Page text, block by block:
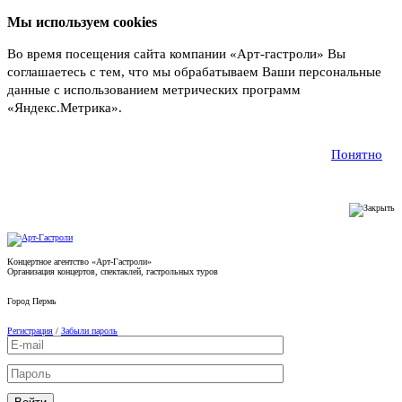
Мы используем cookies
Во время посещения сайта компании «Арт-гастроли» Вы
соглашаетесь с тем, что мы обрабатываем Ваши персональные
данные с использованием метрических программ
«Яндекс.Метрика».
Понятно
Концертное агентство «Арт-Гастроли»
Организация концертов, спектаклей, гастрольных туров
Город Пермь
Регистрация / Забыли пароль